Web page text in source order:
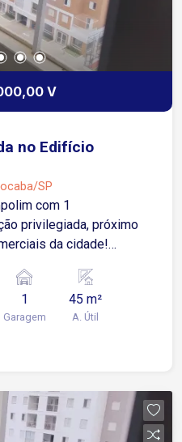
V
no Edifício
SP
com 1
privilegiada, próximo
da cidade!
com excelente
sala com varanda,
todos os ambientes
salão de
coberta.
1
Garagem
45 m²
A. Útil